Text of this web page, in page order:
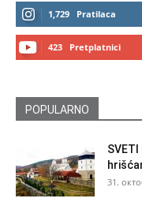
1,729 Pratilaca
423 Pretplatnici
POPULARNO
SVETI
31.